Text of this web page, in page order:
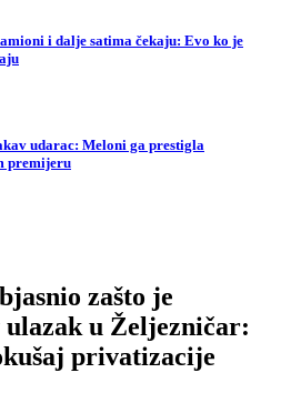
i dalje satima čekaju: Evo ko je
udarac: Meloni ga prestigla
premijeru
zašto je
u Željezničar:
privatizacije